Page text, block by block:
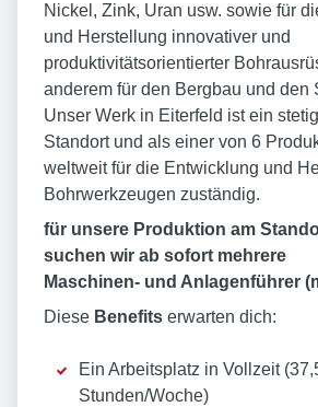
Nickel, Zink, Uran usw. sowie für
und Herstellung innovativer und
produktivitätsorientierter
anderem für den Bergbau und den
Unser Werk in Eiterfeld ist ein
Standort und als einer von 6
weltweit für die Entwicklung und
Bohrwerkzeugen zuständig.
für unsere Produktion am
suchen wir ab sofort mehrere
Maschinen- und Anlagenführer
Diese Benefits erwarten dich:
Ein Arbeitsplatz in Vollzeit
Stunden/Woche)